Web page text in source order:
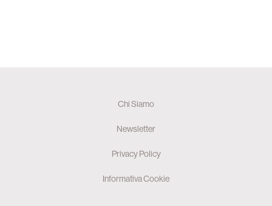
Chi Siamo
Newsletter
Privacy Policy
Informativa Cookie